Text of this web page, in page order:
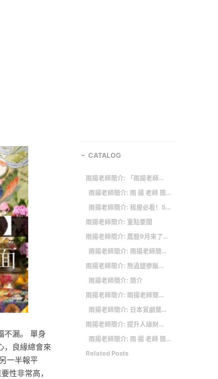
不漏。 單身
，良緣總會來
一半報平
性非常高，
CATALOG
雨揚老師簡介: 「雨揚老師簡介」的推薦目錄：
雨揚老師簡介: 雨 揚 老師 簡介 在 Facebook 的最讚貼文
雨揚老師簡介: 租屋必看！5個「小套房風水」禁忌 專家教化解法…招旺財健康
雨揚老師簡介: 重點要聞
雨揚老師簡介: 農曆9月來了！命理師親點「3生肖」：正偏財都強 一路旺到年底
雨揚老師簡介: 雨揚老師簡介 在 Facebook 的最讚貼文
雨揚老師簡介: 熬過鹽摻飯窮日子 命理師雨揚年收破億
雨揚老師簡介: 簡介
雨揚老師簡介: 雨揚老師簡介 非營利組織網
雨揚老師簡介: 日本賞鸕鶿捕魚船隻擱淺 台灣夫婦輕傷
雨揚老師簡介: 提升人緣財運！雨揚老師：掌握生命靈數 開運小妙法自己來
雨揚老師簡介: 雨 揚 老師 簡介 在 雨揚樂活家族Yu Young 的評價費用和推薦
Related Posts